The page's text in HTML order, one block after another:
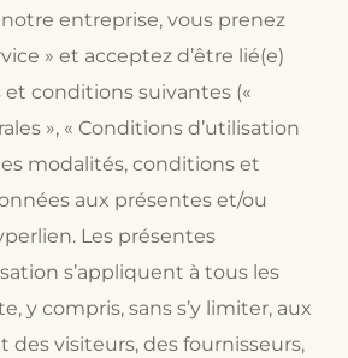
entreprise, vous prenez
» et acceptez d’être lié(e)
conditions suivantes («
», « Conditions d’utilisation
modalités, conditions et
aux présentes et/ou
Les présentes
s’appliquent à tous les
y compris, sans s’y limiter, aux
des visiteurs, des fournisseurs,